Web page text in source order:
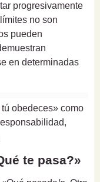
progresivamente
no son
pueden
en determinadas
obedeces» como
te pasa?»